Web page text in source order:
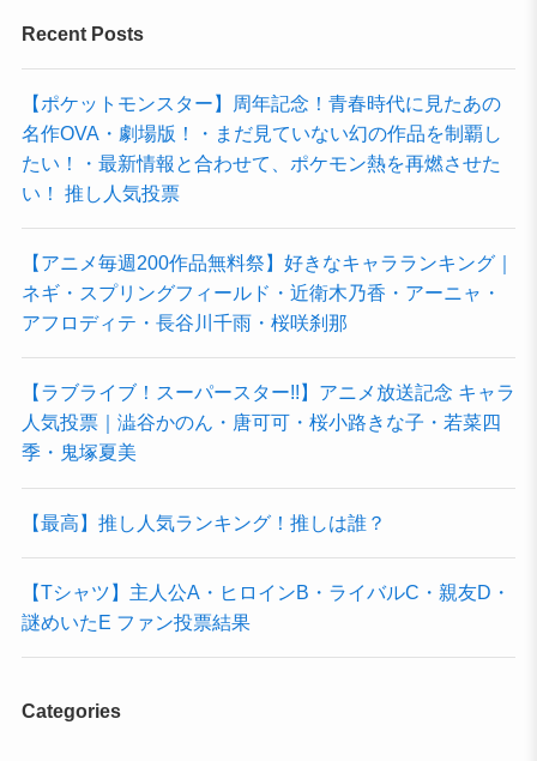
Recent Posts
【ポケットモンスター】周年記念！青春時代に見たあの
名作OVA・劇場版！・まだ見ていない幻の作品を制覇し
たい！・最新情報と合わせて、ポケモン熱を再燃させた
い！ 推し人気投票
【アニメ毎週200作品無料祭】好きなキャラランキング｜
ネギ・スプリングフィールド・近衛木乃香・アーニャ・
アフロディテ・長谷川千雨・桜咲刹那
【ラブライブ！スーパースター!!】アニメ放送記念 キャラ
人気投票｜澁谷かのん・唐可可・桜小路きな子・若菜四
季・鬼塚夏美
【最高】推し人気ランキング！推しは誰？
【Tシャツ】主人公A・ヒロインB・ライバルC・親友D・
謎めいたE ファン投票結果
Categories